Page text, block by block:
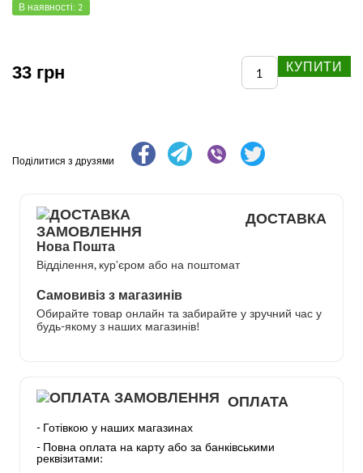
В наявності: 2
33 грн КУПИТИ
Поділитися з друзями
ДОСТАВКА
Нова Пошта
Відділення, кур’єром або на поштомат
Самовивіз з магазинів
Обирайте товар онлайн та забирайте у зручний час у
будь-якому з наших магазинів!
ОПЛАТА
- Готівкою у наших магазинах
- Повна оплата на карту або за банківськими
реквізитами: